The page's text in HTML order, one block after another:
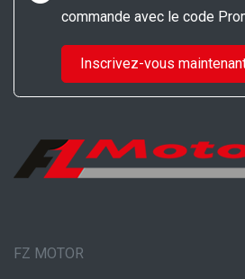
commande avec le code
Inscrivez-vous
FZ MOTOR